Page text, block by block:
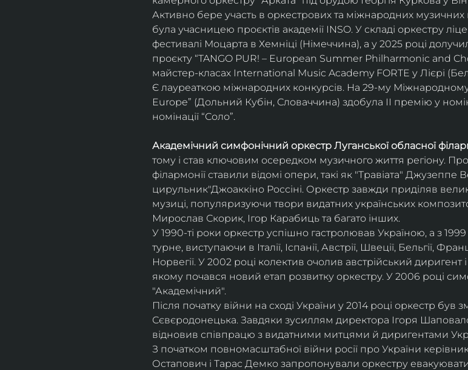
Активно бере участь в оркестрових та міжнародних
була учасницею проєктів академії INSO. У складі оркестру
фестивалі Моцарта в Хемніці (Німеччина), а у 2025 році
проєкту “TANGO PUR! – European Summer Philharmonic and
майстер-класах International Music Academy FORTE у Лієрі
Є лауреаткою міжнародних конкурсів. На 29-му
Europe” (Дольний Кубін, Словаччина) здобула ІІ премію у
номінації “Соло”.
Академічний симфонічний оркестр Луганської обласної
тому і став ключовим осередком музичного життя регіону.
філармонії ставили відомі опери, такі як "Травіата" Джузеппе
цирульник"Джоаккіно Россіні. Оркестр завжди приділяв
музиці, популяризуючи твори видатних українських
Мирослав Скорик, Ігор Карабиць та багато інших.
У 1990-ті роки оркестр успішно гастролював Україною, а з
турне, виступаючи в Італії, Іспанії, Австрії, Швеції, Бельгії,
Норвегії. У 2002 році колектив очолив австрійський
якому почався новий етап розвитку оркестру. У 2006 році
"Академічний".
Після початку війни на сході України у 2014 році оркестр був
Сєвєродонецька. Завдяки зусиллям директора Ігоря
відновив співпрацю з видатними митцями й диригентами
З початком повномасштабної війни росії про України
Остапович і Тарас Демко запропонували оркестру